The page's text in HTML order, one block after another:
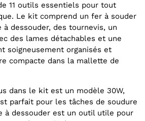
11 outils essentiels pour tout
Le kit comprend un fer à souder
à dessouder, des tournevis, un
des lames détachables et une
soigneusement organisés et
compacte dans la mallette de
dans le kit est un modèle 30W,
parfait pour les tâches de soudure
à dessouder est un outil utile pour